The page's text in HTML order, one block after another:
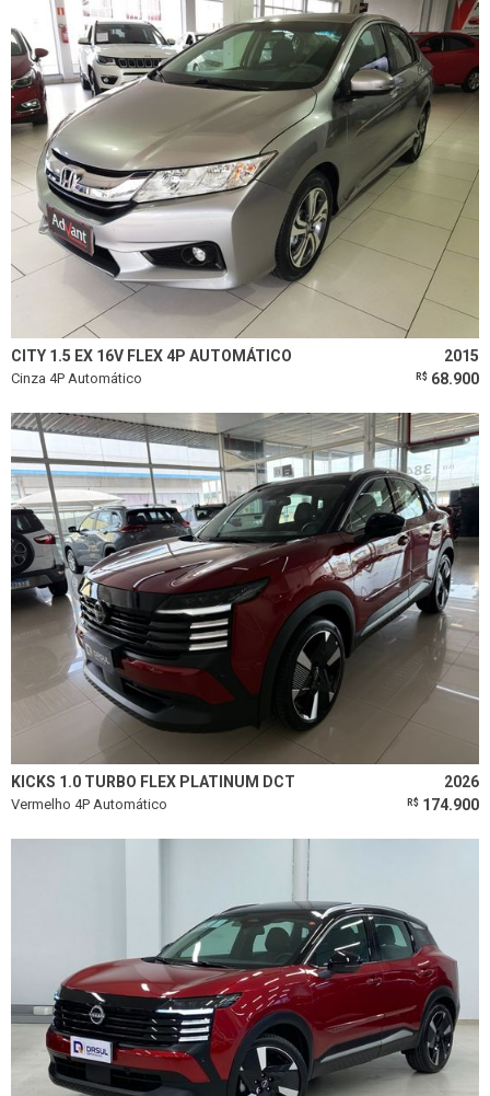
CITY 1.5 EX 16V FLEX 4P AUTOMÁTICO 2015
Cinza 4P Automático R$ 68.900
KICKS 1.0 TURBO FLEX PLATINUM DCT 2026
Vermelho 4P Automático R$ 174.900